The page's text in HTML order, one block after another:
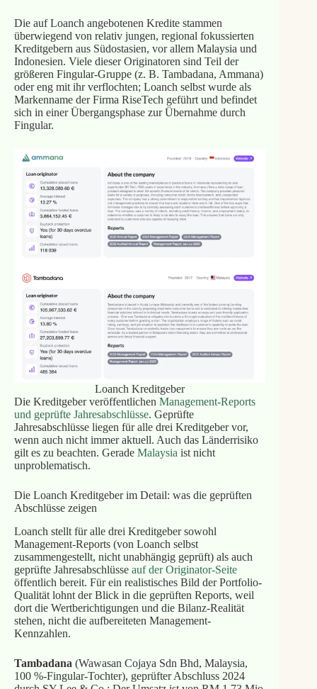
Die auf Loanch angebotenen Kredite stammen
überwiegend von relativ jungen, regional fokussierten
Kreditgebern aus Südostasien, vor allem Malaysia und
Indonesien. Viele dieser Originatoren sind Teil der
größeren Fingular‑Gruppe (z. B. Tambadana, Ammana)
oder eng mit ihr verflochten; Loanch selbst wurde als
Markenname der Firma RiseTech geführt und befindet
sich in einer Übergangsphase zur Übernahme durch
Fingular.
Loanch Kreditgeber
Die Kreditgeber veröffentlichen Management‑Reports
und geprüfte Jahresabschlüsse. Geprüfte
Jahresabschlüsse liegen für alle drei Kreditgeber vor,
wenn auch nicht immer aktuell. Auch das Länderrisiko
gilt es zu beachten. Gerade Malaysia ist nicht
unproblematisch.
Die Loanch Kreditgeber im Detail: was die geprüften
Abschlüsse zeigen
Loanch stellt für alle drei Kreditgeber sowohl
Management-Reports (von Loanch selbst
zusammengestellt, nicht unabhängig geprüft) als auch
geprüfte Jahresabschlüsse auf der Originator-Seite
öffentlich bereit. Für ein realistisches Bild der Portfolio-
Qualität lohnt der Blick in die geprüften Reports, weil
dort die Wertberichtigungen und die Bilanz-Realität
stehen, nicht die aufbereiteten Management-
Kennzahlen.
Tambadana (Wawasan Cojaya Sdn Bhd, Malaysia,
100 %-Fingular-Tochter), geprüfter Abschluss 2024